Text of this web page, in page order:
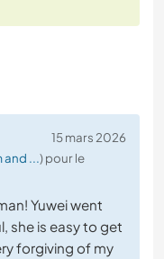
15 mars 2026
and ...) pour le
Yuwei went
she is easy to get
forgiving of my